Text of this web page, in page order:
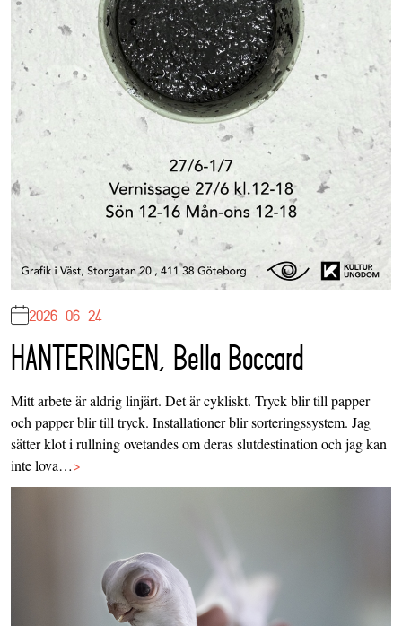
2026-06-24
HANTERINGEN, Bella Boccard
Mitt arbete är aldrig linjärt. Det är cykliskt. Tryck blir till papper
och papper blir till tryck. Installationer blir sorteringssystem. Jag
sätter klot i rullning ovetandes om deras slutdestination och jag kan
inte lova…>